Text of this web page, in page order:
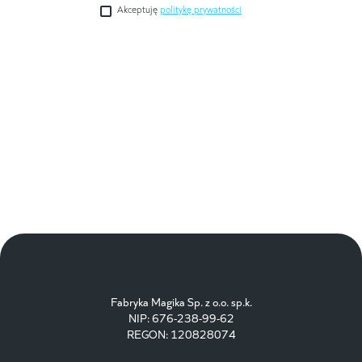
Akceptuję politykę prywatności
Fabryka Magika Sp. z o.o. sp.k.
NIP: 676-238-99-62
REGON: 120828074